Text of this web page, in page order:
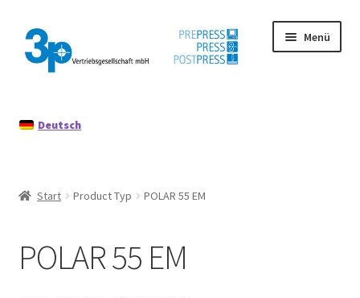
Zur
Navigation
springen
Zum
Inhalt
springen
Menü
Datenschutz
Mein Konto
Deutsch
Start Product Typ POLAR 55 EM
POLAR 55 EM